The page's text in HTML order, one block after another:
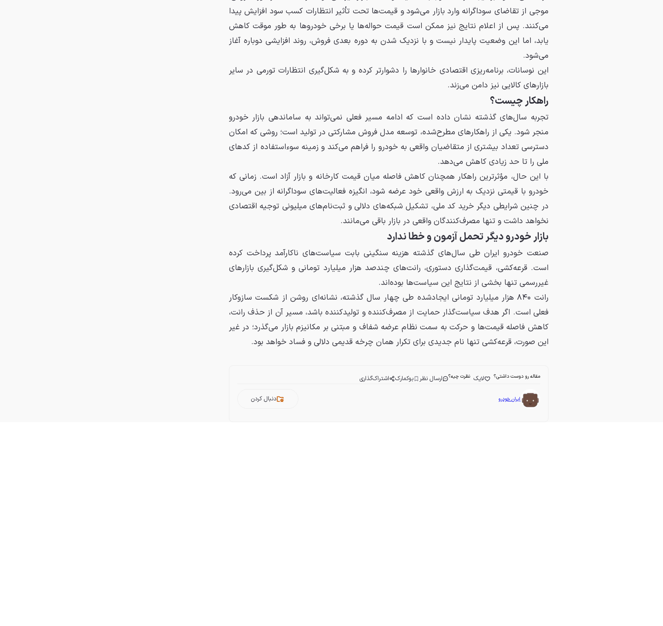
موجی از تقاضای سوداگرانه وارد بازار می‌شود و قیمت‌ها تحت تأثیر انتظارات کسب سود افزایش پیدا
می‌کنند. پس از اعلام نتایج نیز ممکن است قیمت حواله‌ها یا برخی خودروها به طور موقت کاهش
یابد، اما این وضعیت پایدار نیست و با نزدیک شدن به دوره بعدی فروش، روند افزایشی دوباره آغاز
می‌شود.
این نوسانات، برنامه‌ریزی اقتصادی خانوارها را دشوارتر کرده و به شکل‌گیری انتظارات تورمی در سایر
بازارهای کالایی نیز دامن می‌زند.
راهکار چیست؟
تجربه سال‌های گذشته نشان داده است که ادامه مسیر فعلی نمی‌تواند به ساماندهی بازار خودرو
منجر شود. یکی از راهکارهای مطرح‌شده، توسعه مدل فروش مشارکتی در تولید است؛ روشی که امکان
دسترسی تعداد بیشتری از متقاضیان واقعی به خودرو را فراهم می‌کند و زمینه سوءاستفاده از کدهای
ملی را تا حد زیادی کاهش می‌دهد.
با این حال، مؤثرترین راهکار همچنان کاهش فاصله میان قیمت کارخانه و بازار آزاد است. زمانی که
خودرو با قیمتی نزدیک به ارزش واقعی خود عرضه شود، انگیزه فعالیت‌های سوداگرانه از بین می‌رود.
در چنین شرایطی دیگر خرید کد ملی، تشکیل شبکه‌های دلالی و ثبت‌نام‌های میلیونی توجیه اقتصادی
نخواهد داشت و تنها مصرف‌کنندگان واقعی در بازار باقی می‌مانند.
بازار خودرو دیگر تحمل آزمون و خطا ندارد
صنعت خودرو ایران طی سال‌های گذشته هزینه سنگینی بابت سیاست‌های ناکارآمد پرداخت کرده
است. قرعه‌کشی، قیمت‌گذاری دستوری، رانت‌های چندصد هزار میلیارد تومانی و شکل‌گیری بازارهای
غیررسمی تنها بخشی از نتایج این سیاست‌ها بوده‌اند.
رانت ۸۴۰ هزار میلیارد تومانی ایجادشده طی چهار سال گذشته، نشانه‌ای روشن از شکست سازوکار
فعلی است. اگر هدف سیاست‌گذار حمایت از مصرف‌کننده و تولیدکننده باشد، مسیر آن از حذف رانت،
کاهش فاصله قیمت‌ها و حرکت به سمت نظام عرضه شفاف و مبتنی بر مکانیزم بازار می‌گذرد؛ در غیر
این صورت، قرعه‌کشی تنها نام جدیدی برای تکرار همان چرخه قدیمی دلالی و فساد خواهد بود.
مقاله رو دوست داشتی؟ لایک نظرت چیه؟ ارسال نظر بوکمارک اشتراک‌گذاری
ایران خودرو دنبال کردن